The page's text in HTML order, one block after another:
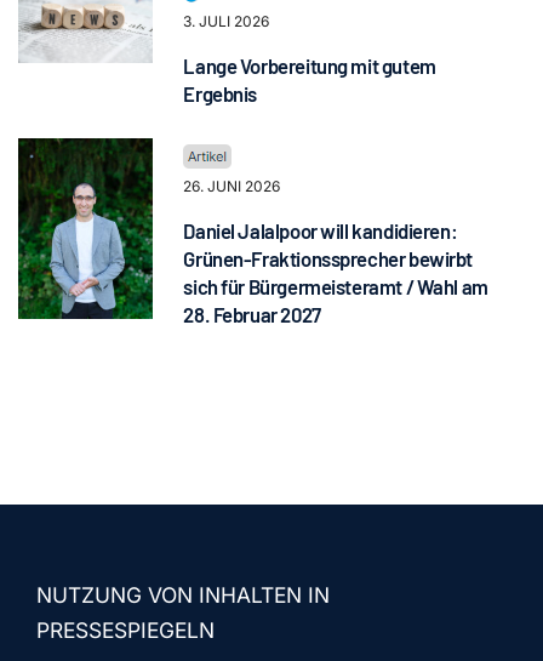
3. JULI 2026
Lange Vorbereitung mit gutem
Ergebnis
26. JUNI 2026
Daniel Jalalpoor will kandidieren:
Grünen-Fraktionssprecher bewirbt
sich für Bürgermeisteramt / Wahl am
28. Februar 2027
NUTZUNG VON INHALTEN IN
PRESSESPIEGELN